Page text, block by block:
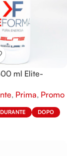
ml Elite-
, Prima, Promo
DURANTE DOPO